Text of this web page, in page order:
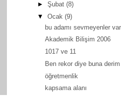
► Şubat (8)
▼ Ocak (9)
bu adamı sevmeyenler var
Akademik Bilişim 2006
1017 ve 11
Ben rekor diye buna derim
öğretmenlik
kapsama alanı